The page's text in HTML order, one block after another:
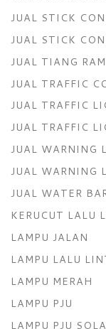
JUAL STICK
JUAL STICK
JUAL TIANG
JUAL TRAFFIC
JUAL TRAFFIC
JUAL TRAFFIC
JUAL WARNING
JUAL WARNING
JUAL WATER
KERUCUT LALU
LAMPU JALAN
LAMPU LALU
LAMPU MERAH
LAMPU PJU
LAMPU PJU